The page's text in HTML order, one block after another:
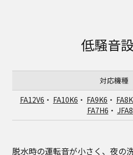
低騒音
対応機種
FA12V6 ・ FA10K6 ・ FA9K6 ・
FA7H6 ・
脱水時の運転音が小さく、夜の